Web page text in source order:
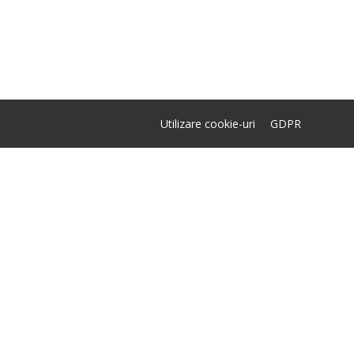
Utilizare cookie-uri GDPR